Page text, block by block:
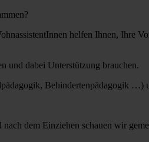
helfen Ihnen, Ihre
und dabei Unterstützung brauchen.
Behindertenpädagogik …)
dem Einziehen schauen wir